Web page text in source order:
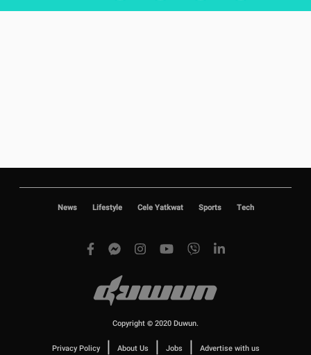
News Lifestyle Cele Yatkwat Sports Tech
Copyright © 2020 Duwun.
Privacy Policy | About Us | Jobs | Advertise with us